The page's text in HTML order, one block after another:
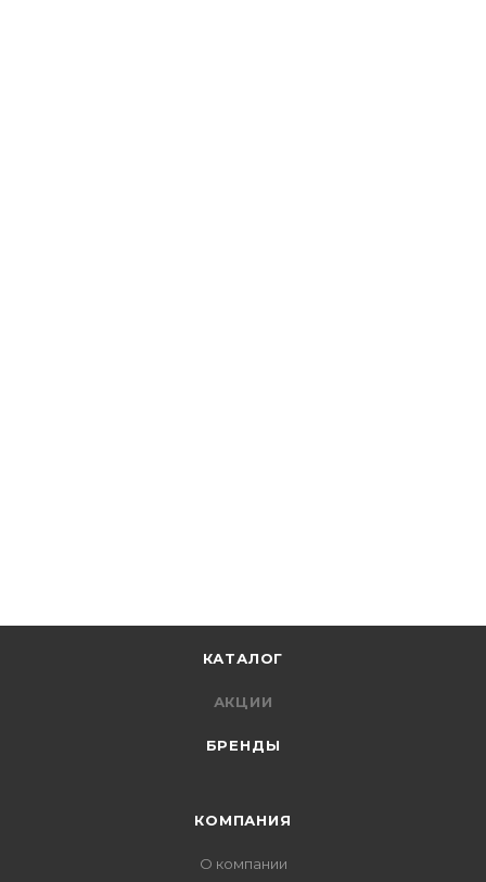
КАТАЛОГ
АКЦИИ
БРЕНДЫ
КОМПАНИЯ
О компании